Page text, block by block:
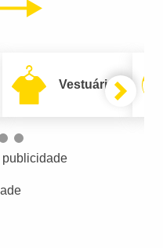
Próximo
Vestuário